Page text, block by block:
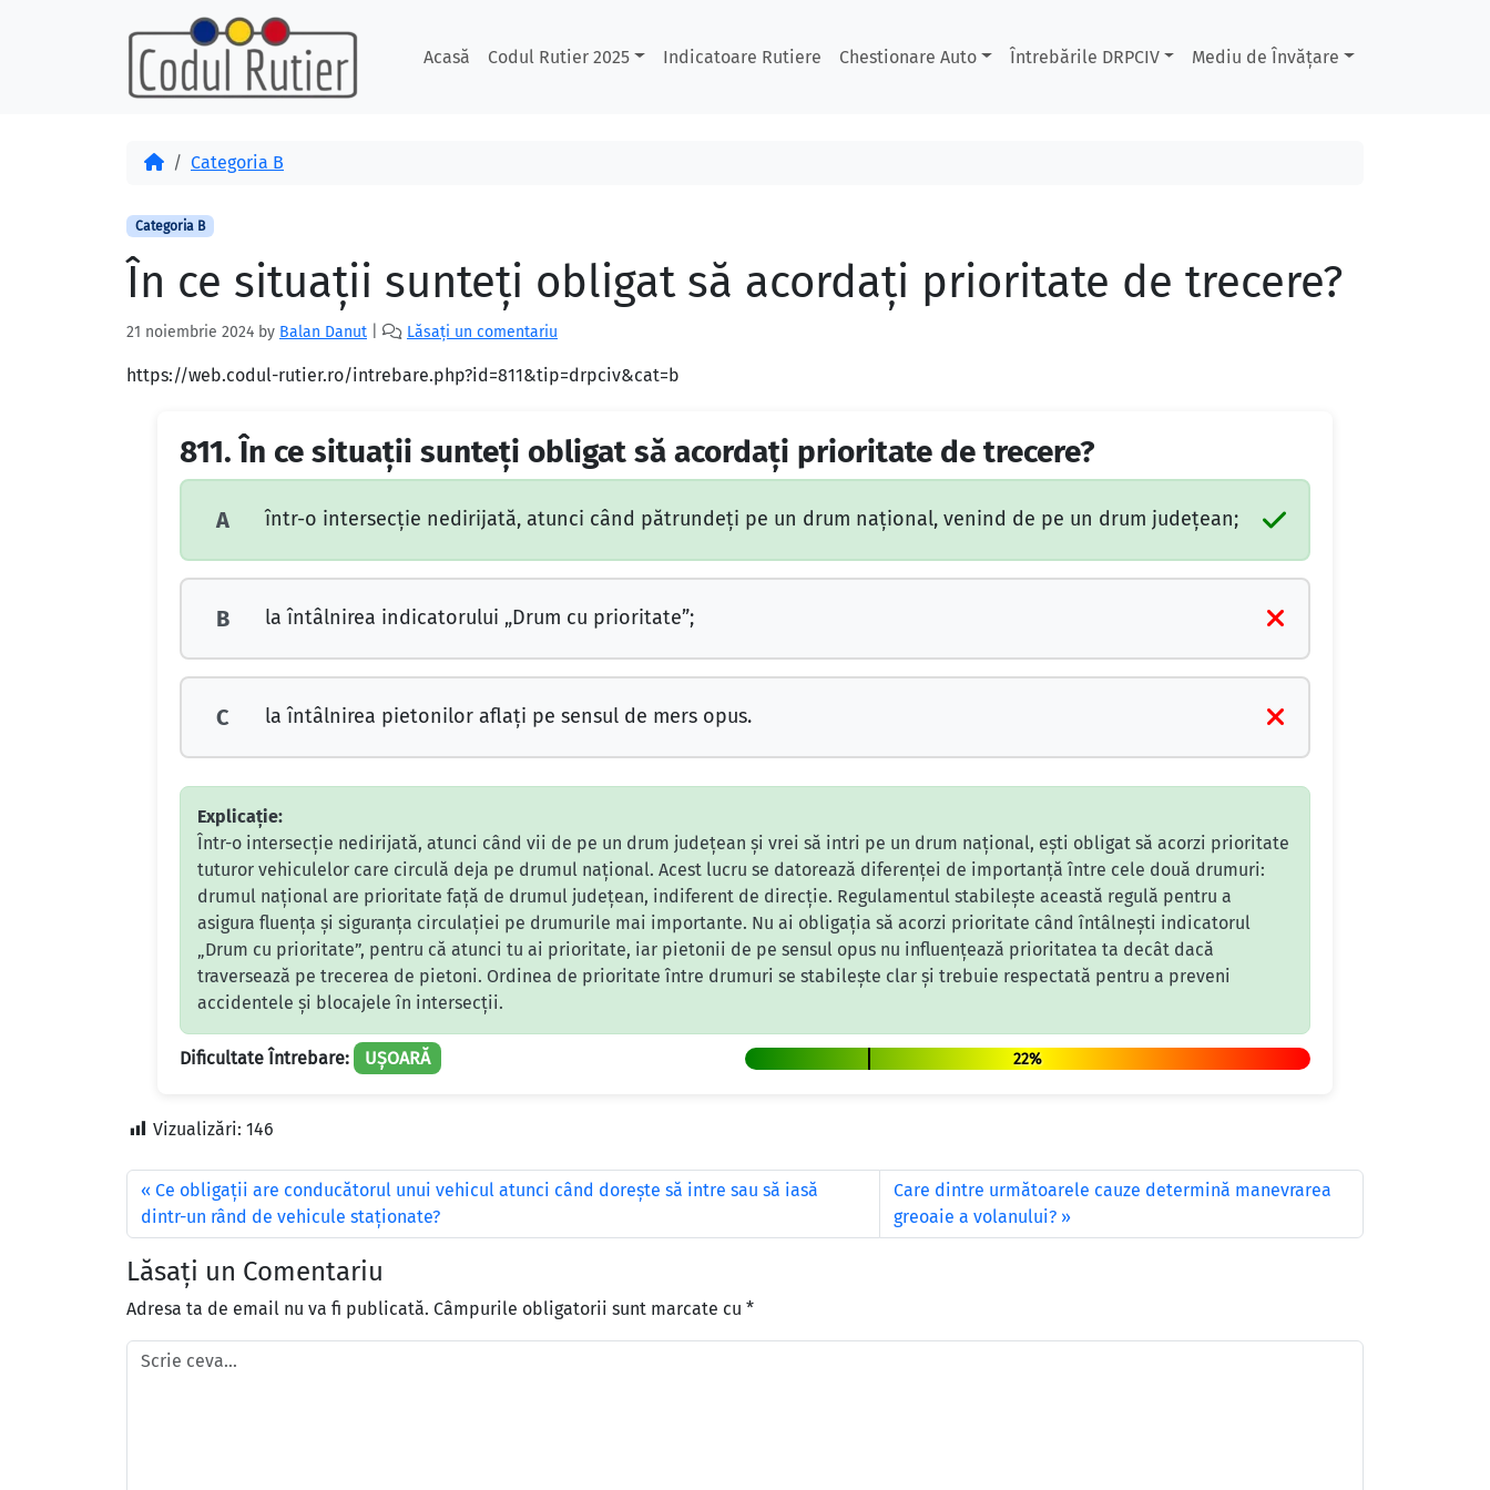
Acasă Codul Rutier 2025 Indicatoare Rutiere Chestionare Auto Întrebările DRPCIV Mediu de Învățare
AcasăCategoria B
Categoria B
În ce situaţii sunteţi obligat să acordaţi prioritate de trecere?
21 noiembrie 2024 by Balan Danut Lăsați un comentariu
https://web.codul-rutier.ro/intrebare.php?id=811&tip=drpciv&cat=b
811. În ce situaţii sunteţi obligat să acordaţi prioritate de trecere?
A într-o intersecţie nedirijată, atunci când pătrundeţi pe un drum naţional, venind de pe un drum judeţean;
B la întâlnirea indicatorului „Drum cu prioritate”;
C la întâlnirea pietonilor aflaţi pe sensul de mers opus.
Explicație:
Într-o intersecție nedirijată, atunci când vii de pe un drum județean și vrei să intri pe un drum național, ești obligat să acorzi prioritate
tuturor vehiculelor care circulă deja pe drumul național. Acest lucru se datorează diferenței de importanță între cele două drumuri:
drumul național are prioritate față de drumul județean, indiferent de direcție. Regulamentul stabilește această regulă pentru a
asigura fluența și siguranța circulației pe drumurile mai importante. Nu ai obligația să acorzi prioritate când întâlnești indicatorul
„Drum cu prioritate”, pentru că atunci tu ai prioritate, iar pietonii de pe sensul opus nu influențează prioritatea ta decât dacă
traversează pe trecerea de pietoni. Ordinea de prioritate între drumuri se stabilește clar și trebuie respectată pentru a preveni
accidentele și blocajele în intersecții.
Dificultate Întrebare: UȘOARĂ 22%
Vizualizări: 146
Ce obligații are conducătorul unui vehicul atunci când dorește să intre sau să iasă
dintr-un rând de vehicule staționate?
Care dintre următoarele cauze determină manevrarea
greoaie a volanului?
Lăsați un Comentariu
Adresa ta de email nu va fi publicată. Câmpurile obligatorii sunt marcate cu *